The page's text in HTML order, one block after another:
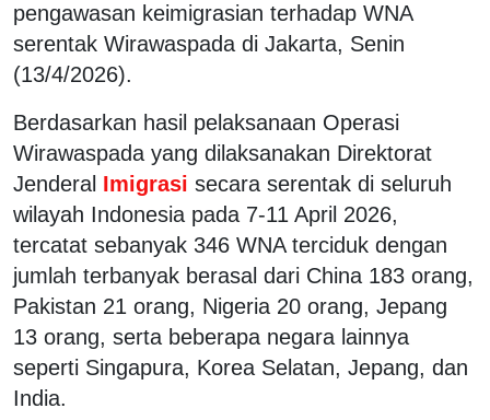
pengawasan keimigrasian terhadap WNA
serentak Wirawaspada di Jakarta, Senin
(13/4/2026).
Berdasarkan hasil pelaksanaan Operasi
Wirawaspada yang dilaksanakan Direktorat
Jenderal Imigrasi secara serentak di seluruh
wilayah Indonesia pada 7-11 April 2026,
tercatat sebanyak 346 WNA terciduk dengan
jumlah terbanyak berasal dari China 183 orang,
Pakistan 21 orang, Nigeria 20 orang, Jepang
13 orang, serta beberapa negara lainnya
seperti Singapura, Korea Selatan, Jepang, dan
India.